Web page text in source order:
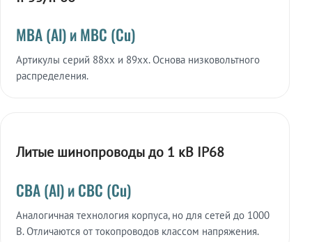
МВА (Al) и МВС (Cu)
Артикулы серий 88xx и 89xx. Основа низковольтного
распределения.
Литые шинопроводы до 1 кВ IP68
СВА (Al) и СВС (Cu)
Аналогичная технология корпуса, но для сетей до 1000
В. Отличаются от токопроводов классом напряжения.